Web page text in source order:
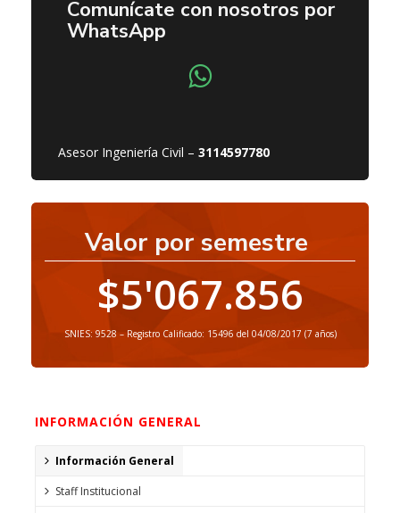
Comunícate con nosotros por
WhatsApp
Asesor Ingeniería Civil – 3114597780
Valor por semestre
$5'067.856
SNIES: 9528 – Registro Calificado: 15496 del 04/08/2017 (7 años)
INFORMACIÓN GENERAL
Información General
Staff Institucional